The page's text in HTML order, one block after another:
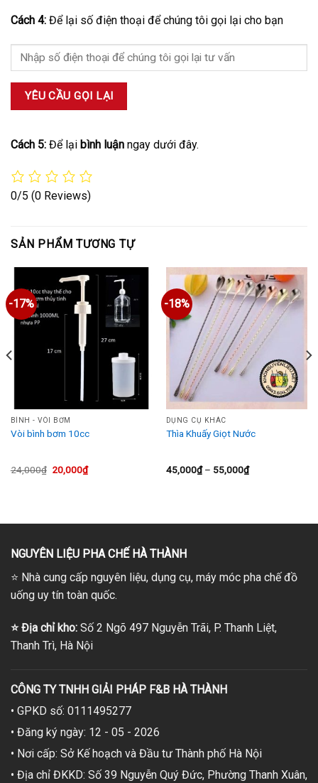
Cách 4: Để lại số điện thoại để chúng tôi gọi lại cho bạn
Cách 5: Để lại bình luận ngay dưới đây.
0/5 (0 Reviews)
SẢN PHẨM TƯƠNG TỰ
-17%
BÌNH - VÒI BƠM
Vòi bình bơm 10cc
24,000₫ Giá
gốc
20,000₫Giá
hiện
-18%
DỤNG CỤ KHÁC
Thìa Khuấy Giọt Nước
45,000₫ – 55,000₫Khoảng
giá:
NGUYÊN LIỆU PHA CHẾ HÀ THÀNH
⭐ Nhà cung cấp nguyên liệu, dụng cụ, máy móc pha chế đồ
uống uy tín toàn quốc.
⭐Địa chỉ kho: Số 2 Ngõ 497 Nguyễn Trãi, P. Thanh Liệt,
Thanh Trì, Hà Nội
CÔNG TY TNHH GIẢI PHÁP F&B HÀ THÀNH
• GPKD số: 0111495277
• Đăng ký ngày: 12 - 05 - 2026
• Nơi cấp: Sở Kế hoạch và Đầu tư Thành phố Hà Nội
• Địa chỉ ĐKKD: Số 39 Nguyễn Quý Đức, Phường Thanh Xuân,